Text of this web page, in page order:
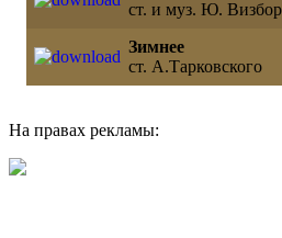
ст. и муз. Ю. Визбор
Зимнее
ст. А.Тарковского
На правах рекламы: